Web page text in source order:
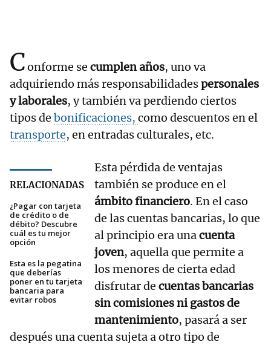
Conforme se cumplen años, uno va
adquiriendo más responsabilidadespersonales
y laborales, y también va perdiendo ciertos
tipos de bonificaciones, como descuentos en el
transporte, en entradas culturales, etc.
RELACIONADAS
¿Pagar con tarjeta
de crédito o de
débito? Descubre
cuál es tu mejor
opción
Esta es la pegatina
que deberías
poner en tu tarjeta
bancaria para
evitar robos
Esta pérdida de ventajas
también se produce en el
ámbito financiero. En el caso
de las cuentas bancarias, lo que
al principio era unacuenta
joven, aquella que permite a
los menores de cierta edad
disfrutar de cuentas bancarias
sin comisiones ni gastos de
mantenimiento, pasará a ser
después una cuenta sujeta a otro tipo de